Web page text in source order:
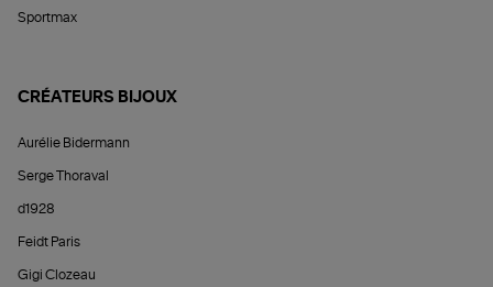
Sportmax
CRÉATEURS BIJOUX
Aurélie Bidermann
Serge Thoraval
d1928
Feidt Paris
Gigi Clozeau